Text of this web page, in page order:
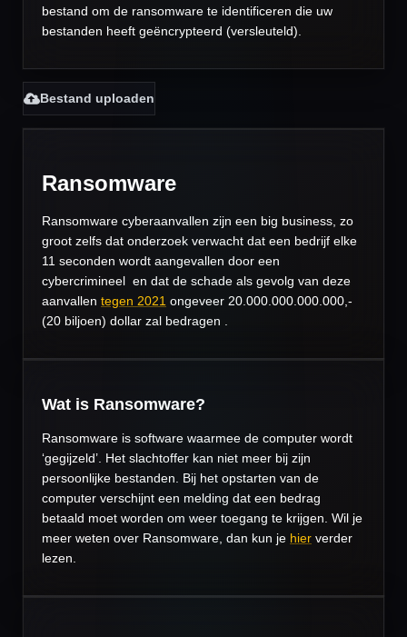
bestand om de ransomware te identificeren die uw
bestanden heeft geëncrypteerd (versleuteld).
Bestand uploaden
Ransomware
Ransomware cyberaanvallen zijn een big business, zo
groot zelfs dat onderzoek verwacht dat een bedrijf elke
11 seconden wordt aangevallen door een
cybercrimineel en dat de schade als gevolg van deze
aanvallen tegen 2021 ongeveer 20.000.000.000.000,-
(20 biljoen) dollar zal bedragen .
Wat is Ransomware?
Ransomware is software waarmee de computer wordt
‘gegijzeld’. Het slachtoffer kan niet meer bij zijn
persoonlijke bestanden. Bij het opstarten van de
computer verschijnt een melding dat een bedrag
betaald moet worden om weer toegang te krijgen. Wil je
meer weten over Ransomware, dan kun je hier verder
lezen.